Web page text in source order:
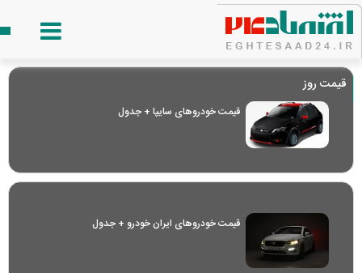
قیمت روز
قیمت خودرو‌های سایپا + جدول
قیمت خودرو‌های ایران خودرو + جدول